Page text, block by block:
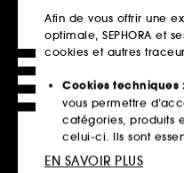
Ajouter au panier
Afin de vous offrir une
optimale, SEPHORA et
cookies et autres
Cookies techniques :
vous permettre
catégories, produits
celui-ci. Ils sont
technique du site et
EN SAVOIR PLUS